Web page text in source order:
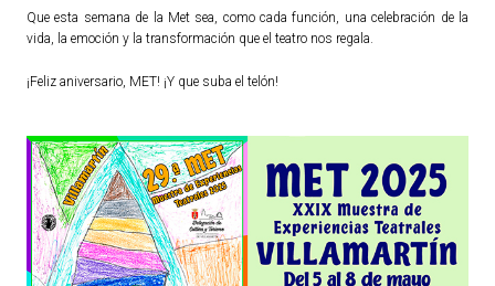
Que esta semana de la Met sea, como cada función, una celebración de la
vida, la emoción y la transformación que el teatro nos regala.
¡Feliz aniversario, MET! ¡Y que suba el telón!